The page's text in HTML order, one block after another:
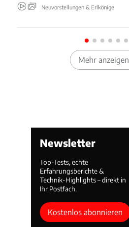
Neuvorstellungen & Erlkönige
Mehr anzeigen
Newsletter
Top-Tests, echte
Erfahrungsberichte &
Technik-Highlights – direkt in
Ihr Postfach.
Kostenlos abonnieren